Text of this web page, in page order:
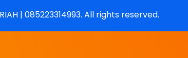
| 085223314993. All rights reserved.